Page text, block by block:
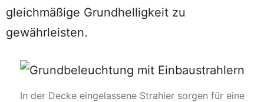
gleichmäßige Grundhelligkeit zu
gewährleisten.
In der Decke eingelassene Strahler sorgen für eine